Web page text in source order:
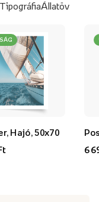
TipográfiaÁllatöv
Hajó, 50x70
6